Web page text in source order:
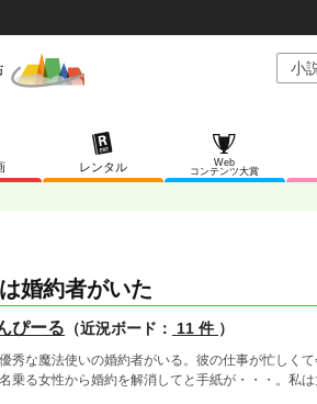
レンタル
Web
コンテンツ大賞
婚約者がいた
ぴーる （近況ボード： 11 件 ）
秀な魔法使いの婚約者がいる。彼の仕事が忙しく
乗る女性から婚約を解消してと手紙が・・・。私